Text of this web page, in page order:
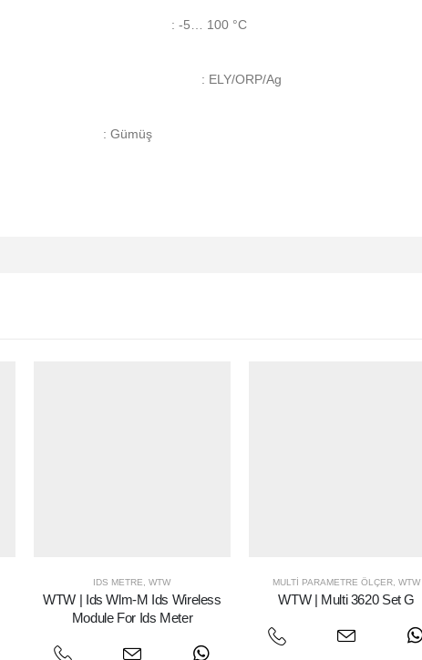
: -5… 100 °C
: ELY/ORP/Ag
: Gümüş
IDS METRE,WTW
WTW | Ids Wlm-M Ids Wireless
Module For Ids Meter
MULTI PARAMETRE ÖLÇER,WTW
WTW | Multi 3620 Set G